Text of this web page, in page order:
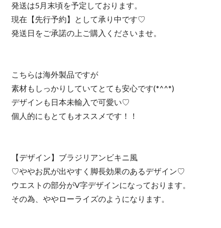
発送は5月末頃を予定しております。
現在【先行予約】として承り中です♡
発送日をご承諾の上ご購入くださいませ。
こちらは海外製品ですが
素材もしっかりしていてとても安心です(*^^*)
デザインも日本未輸入で可愛い♡
個人的にもとてもオススメです！！
【デザイン】ブラジリアンビキニ風
♡ややお尻が出やすく脚長効果のあるデザイン♡
ウエストの部分がV字デザインになっております。
その為、ややローライズのようになります。